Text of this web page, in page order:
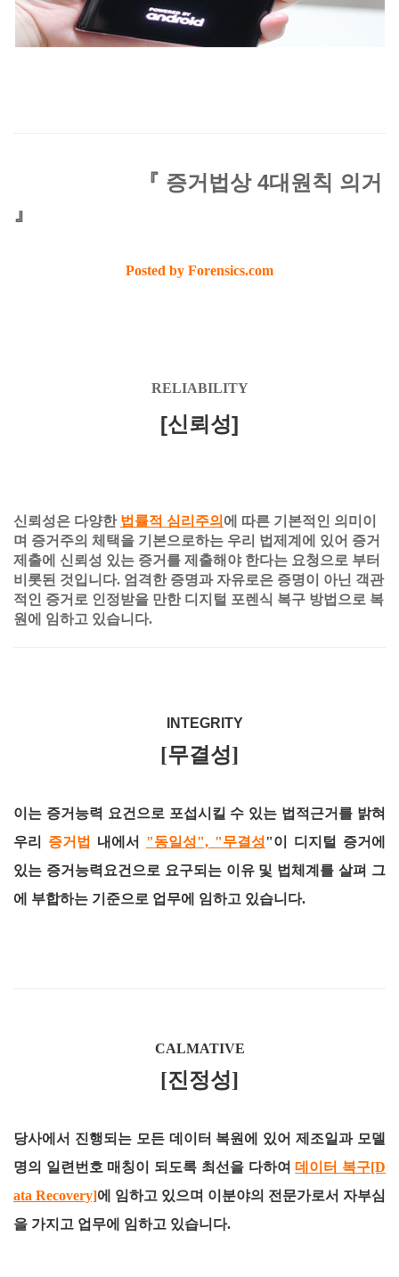
『 증거법상 4대원칙 의거
』
Posted by Forensics.com
RELIABILITY
[신뢰성]
신뢰성은 다양한 법률적 심리주의 에 따른 기본적인 의미이
며 증거주의 체택을 기본으로하는 우리 법제계에 있어 증거
제출에 신뢰성 있는 증거를 제출해야 한다는 요청으로 부터
비롯된 것입니다. 엄격한 증명과 자유로은 증명이 아닌 객관
적인 증거로 인정받을 만한 디지털 포렌식 복구 방법으로 복
원에 임하고 있습니다.
INTEGRITY
[무결성]
이는 증거능력 요건으로 포섭시킬 수 있는 법적근거를 밝혀
우리 증거법 내에서 "동일성", "무결성"이 디지털 증거에
있는 증거능력요건으로 요구되는 이유 및 법체계를 살펴 그
에 부합하는 기준으로 업무에 임하고 있습니다.
CALMATIVE
[진정성]
당사에서 진행되는 모든 데이터 복원에 있어 제조일과 모델
명의 일련번호 매칭이 되도록 최선을 다하여데이터 복구[D
ata Recovery]에 임하고 있으며 이분야의 전문가로서 자부심
을 가지고 업무에 임하고 있습니다.